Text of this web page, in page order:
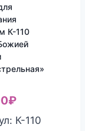
К-110
₽
К-110